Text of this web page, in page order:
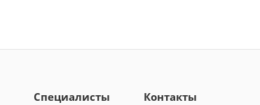
Специалисты Контакты